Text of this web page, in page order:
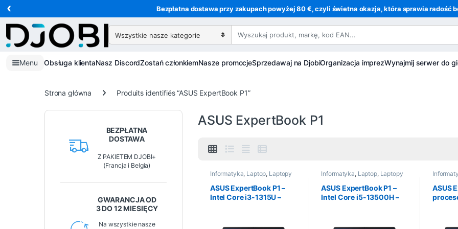
Przejdź do nawigacji
Przejdź do treści
‹ Bezpłatna dostawa przy zakupach powyżej 80 €, czyli świetna okazja, która sprawia radość
Wyszukaj:
Menu Obsługa klientaNasz DiscordZostań członkiemNasze promocjeSprzedawaj na DjobiOrganizacja imprezWynajmij serwer do
Strona główna Produits identifiés “ASUS ExpertBook P1”
ASUS ExpertBook P1
Informatyka, Laptop, Laptopy
ASUS ExpertBook P1 –
Intel Core i3-1315U –
Informatyka, Laptop, Laptopy
ASUS ExpertBook P1 –
Intel Core i5-13500H –
ASUS
BEZPŁATNA
DOSTAWA
Z PAKIETEM DJOBI+
(Francja i Belgia)
GWARANCJA OD
3 DO 12 MIESIĘCY
Na wszystkie nasze